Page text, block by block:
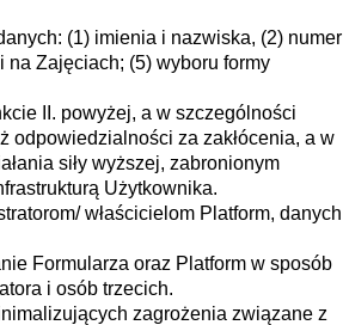
(1) imienia i nazwiska, (2) numer
na Zajęciach; (5) wyboru formy
II. powyżej, a w szczególności
odpowiedzialności za zakłócenia, a w
siły wyższej, zabronionym
Użytkownika.
właścicielom Platform, danych
Formularza oraz Platform w sposób
i osób trzecich.
zagrożenia związane z